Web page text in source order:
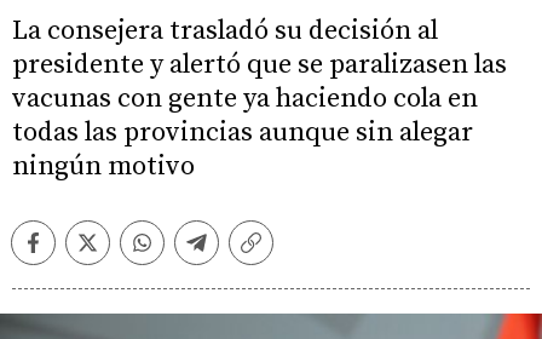
La consejera trasladó su decisión al
presidente y alertó que se paralizasen las
vacunas con gente ya haciendo cola en
todas las provincias aunque sin alegar
ningún motivo
FacebookTwitterWhatsappTelegramCopiar